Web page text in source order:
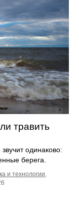
травить
одинаково:
берега.
и технологии,